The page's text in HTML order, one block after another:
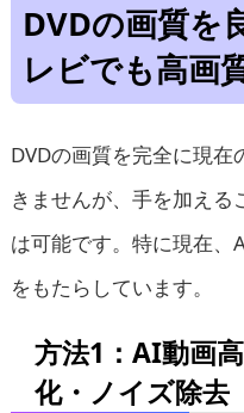
DVDの画質を
レビでも高画
DVDの画質を完全に現
きませんが、手を加える
は可能です。特に現在、
をもたらしています。
方法1：AI動画
化・ノイズ除去